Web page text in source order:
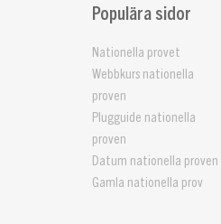
Populära sidor
Nationella provet
Webbkurs nationella
proven
Plugguide nationella
proven
Datum nationella proven
Gamla nationella prov